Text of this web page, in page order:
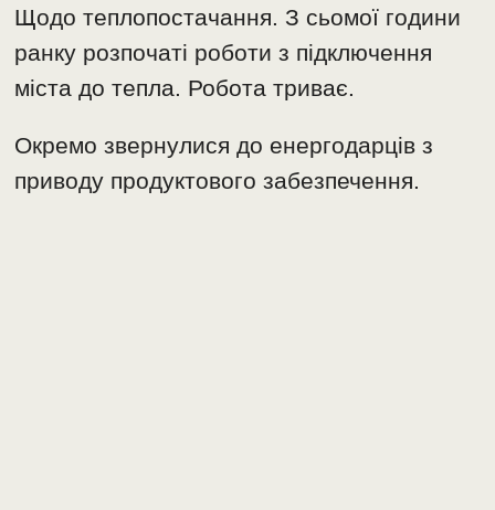
Щодо теплопостачання. З сьомої години
ранку розпочаті роботи з підключення
міста до тепла. Робота триває.
Окремо звернулися до енергодарців з
приводу продуктового забезпечення.